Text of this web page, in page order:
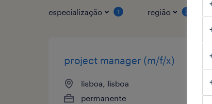
especialização 1 região 2
project manager (m/f/x)
lisboa, lisboa
permanente